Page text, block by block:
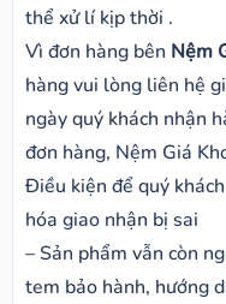
thể xử lí kịp thời .
Vì đơn hàng bên Nệm
hàng vui lòng liên hệ
ngày quý khách nhận
đơn hàng, Nệm Giá
Điều kiện để quý
hóa giao nhận bị sai
– Sản phẩm vẫn còn
tem bảo hành, hướng